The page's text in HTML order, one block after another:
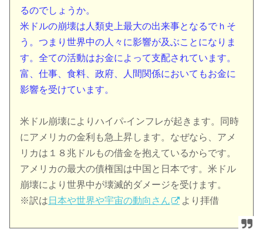
るのでしょうか。
米ドルの崩壊は人類史上最大の出来事となるでｈそ
う。つまり世界中の人々に影響が及ぶことになりま
す。全ての活動はお金によって支配されています。
富、仕事、食料、政府、人間関係においてもお金に
影響を受けています。
米ドル崩壊によりハイパ‐インフレが起きます。同時
にアメリカの金利も急上昇します。なぜなら、アメ
リカは１８兆ドルもの借金を抱えているからです。
アメリカの最大の債権国は中国と日本です。米ドル
崩壊により世界中が壊滅的ダメージを受けます。
※訳は 日本や世界や宇宙の動向さん より拝借